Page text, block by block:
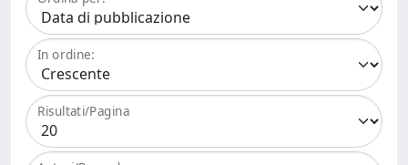
In ordine:
Risultati/Pagina